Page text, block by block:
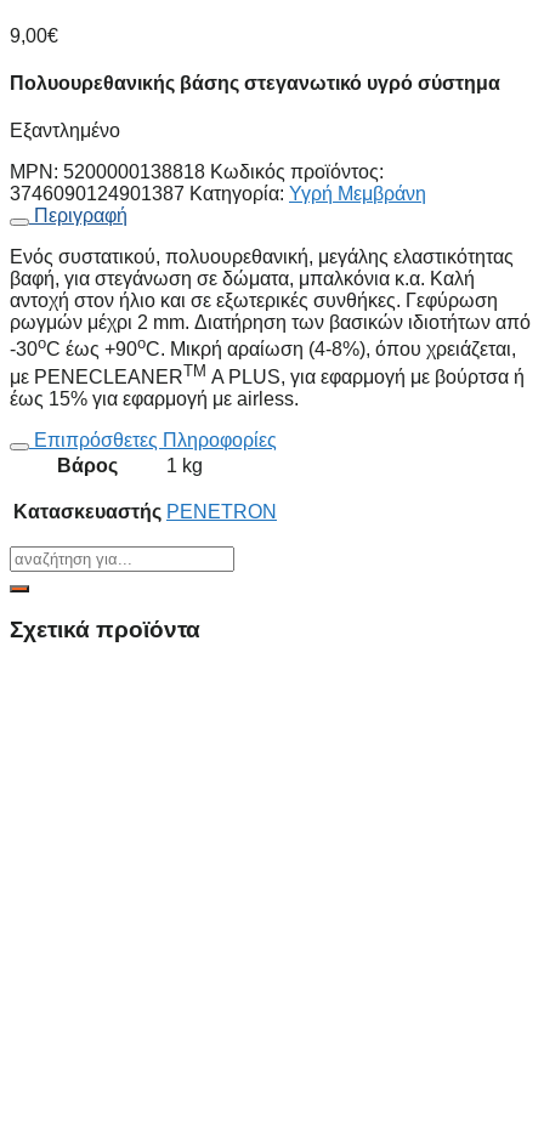
9,00€
Πολυουρεθανικής βάσης στεγανωτικό υγρό σύστημα
Εξαντλημένο
MPN: 5200000138818 Κωδικός προϊόντος:
3746090124901387 Κατηγορία: Υγρή Μεμβράνη
Περιγραφή
Ενός συστατικού, πολυουρεθανική, μεγάλης ελαστικότητας
βαφή, για στεγάνωση σε δώματα, μπαλκόνια κ.α. Καλή
αντοχή στον ήλιο και σε εξωτερικές συνθήκες. Γεφύρωση
ρωγμών μέχρι 2 mm. Διατήρηση των βασικών ιδιοτήτων από
-30oC έως +90oC. Μικρή αραίωση (4-8%), όπου χρειάζεται,
με PENECLEANERTM Α PLUS, για εφαρμογή με βούρτσα ή
έως 15% για εφαρμογή με airless.
Επιπρόσθετες Πληροφορίες
Βάρος
1 kg
Κατασκευαστής PENETRON
Σχετικά προϊόντα